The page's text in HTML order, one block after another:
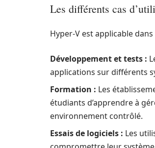
Les différents cas
Hyper-V est applicable
Développement et tests :
applications sur différents
Formation : Les
étudiants d’apprendre à
environnement contrôlé.
Essais de logiciels : Les